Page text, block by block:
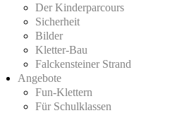
Der Kinderparcours
Sicherheit
Bilder
Kletter-Bau
Falckensteiner Strand
Angebote
Fun-Klettern
Für Schulklassen